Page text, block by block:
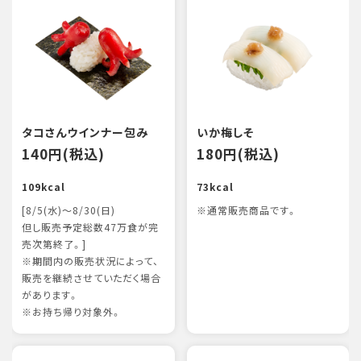
タコさんウインナー包み
140円(税込)
109kcal
[8/5(水)～8/30(日)
但し販売予定総数47万食が完
売次第終了。]
※期間内の販売状況によって、
販売を継続させていただく場合
があります。
※お持ち帰り対象外。
いか梅しそ
180円(税込)
73kcal
※通常販売商品です。